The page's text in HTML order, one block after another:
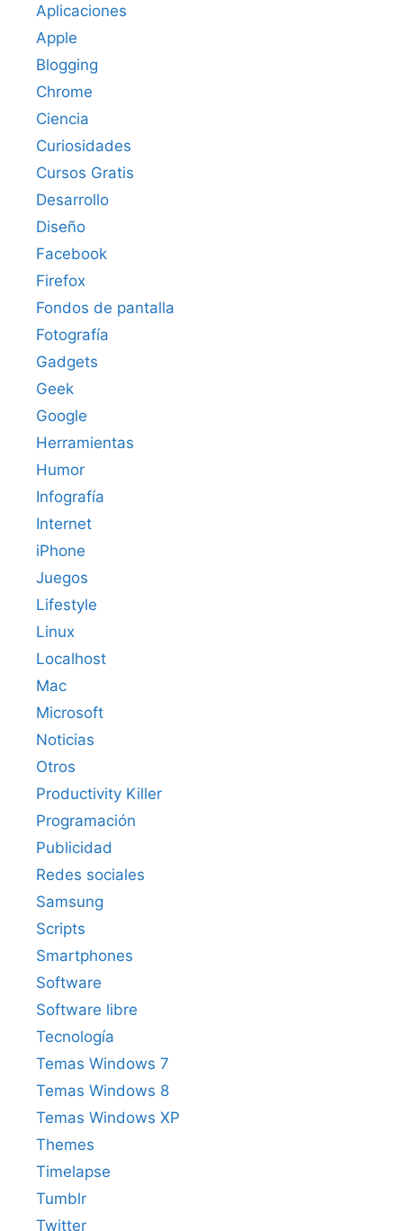
Aplicaciones
Apple
Blogging
Chrome
Ciencia
Curiosidades
Cursos Gratis
Desarrollo
Diseño
Facebook
Firefox
Fondos de pantalla
Fotografía
Gadgets
Geek
Google
Herramientas
Humor
Infografía
Internet
iPhone
Juegos
Lifestyle
Linux
Localhost
Mac
Microsoft
Noticias
Otros
Productivity Killer
Programación
Publicidad
Redes sociales
Samsung
Scripts
Smartphones
Software
Software libre
Tecnología
Temas Windows 7
Temas Windows 8
Temas Windows XP
Themes
Timelapse
Tumblr
Twitter